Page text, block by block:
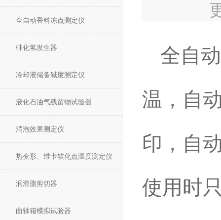
全自动香料冻点测定仪
砷化氢发生器
冷却液储备碱度测定仪
液化石油气残留物试验器
消泡效果测定仪
热变形、维卡软化点温度测定仪
润滑脂剪切器
曲轴箱模拟试验器
全自
温，自
印，自
使用时